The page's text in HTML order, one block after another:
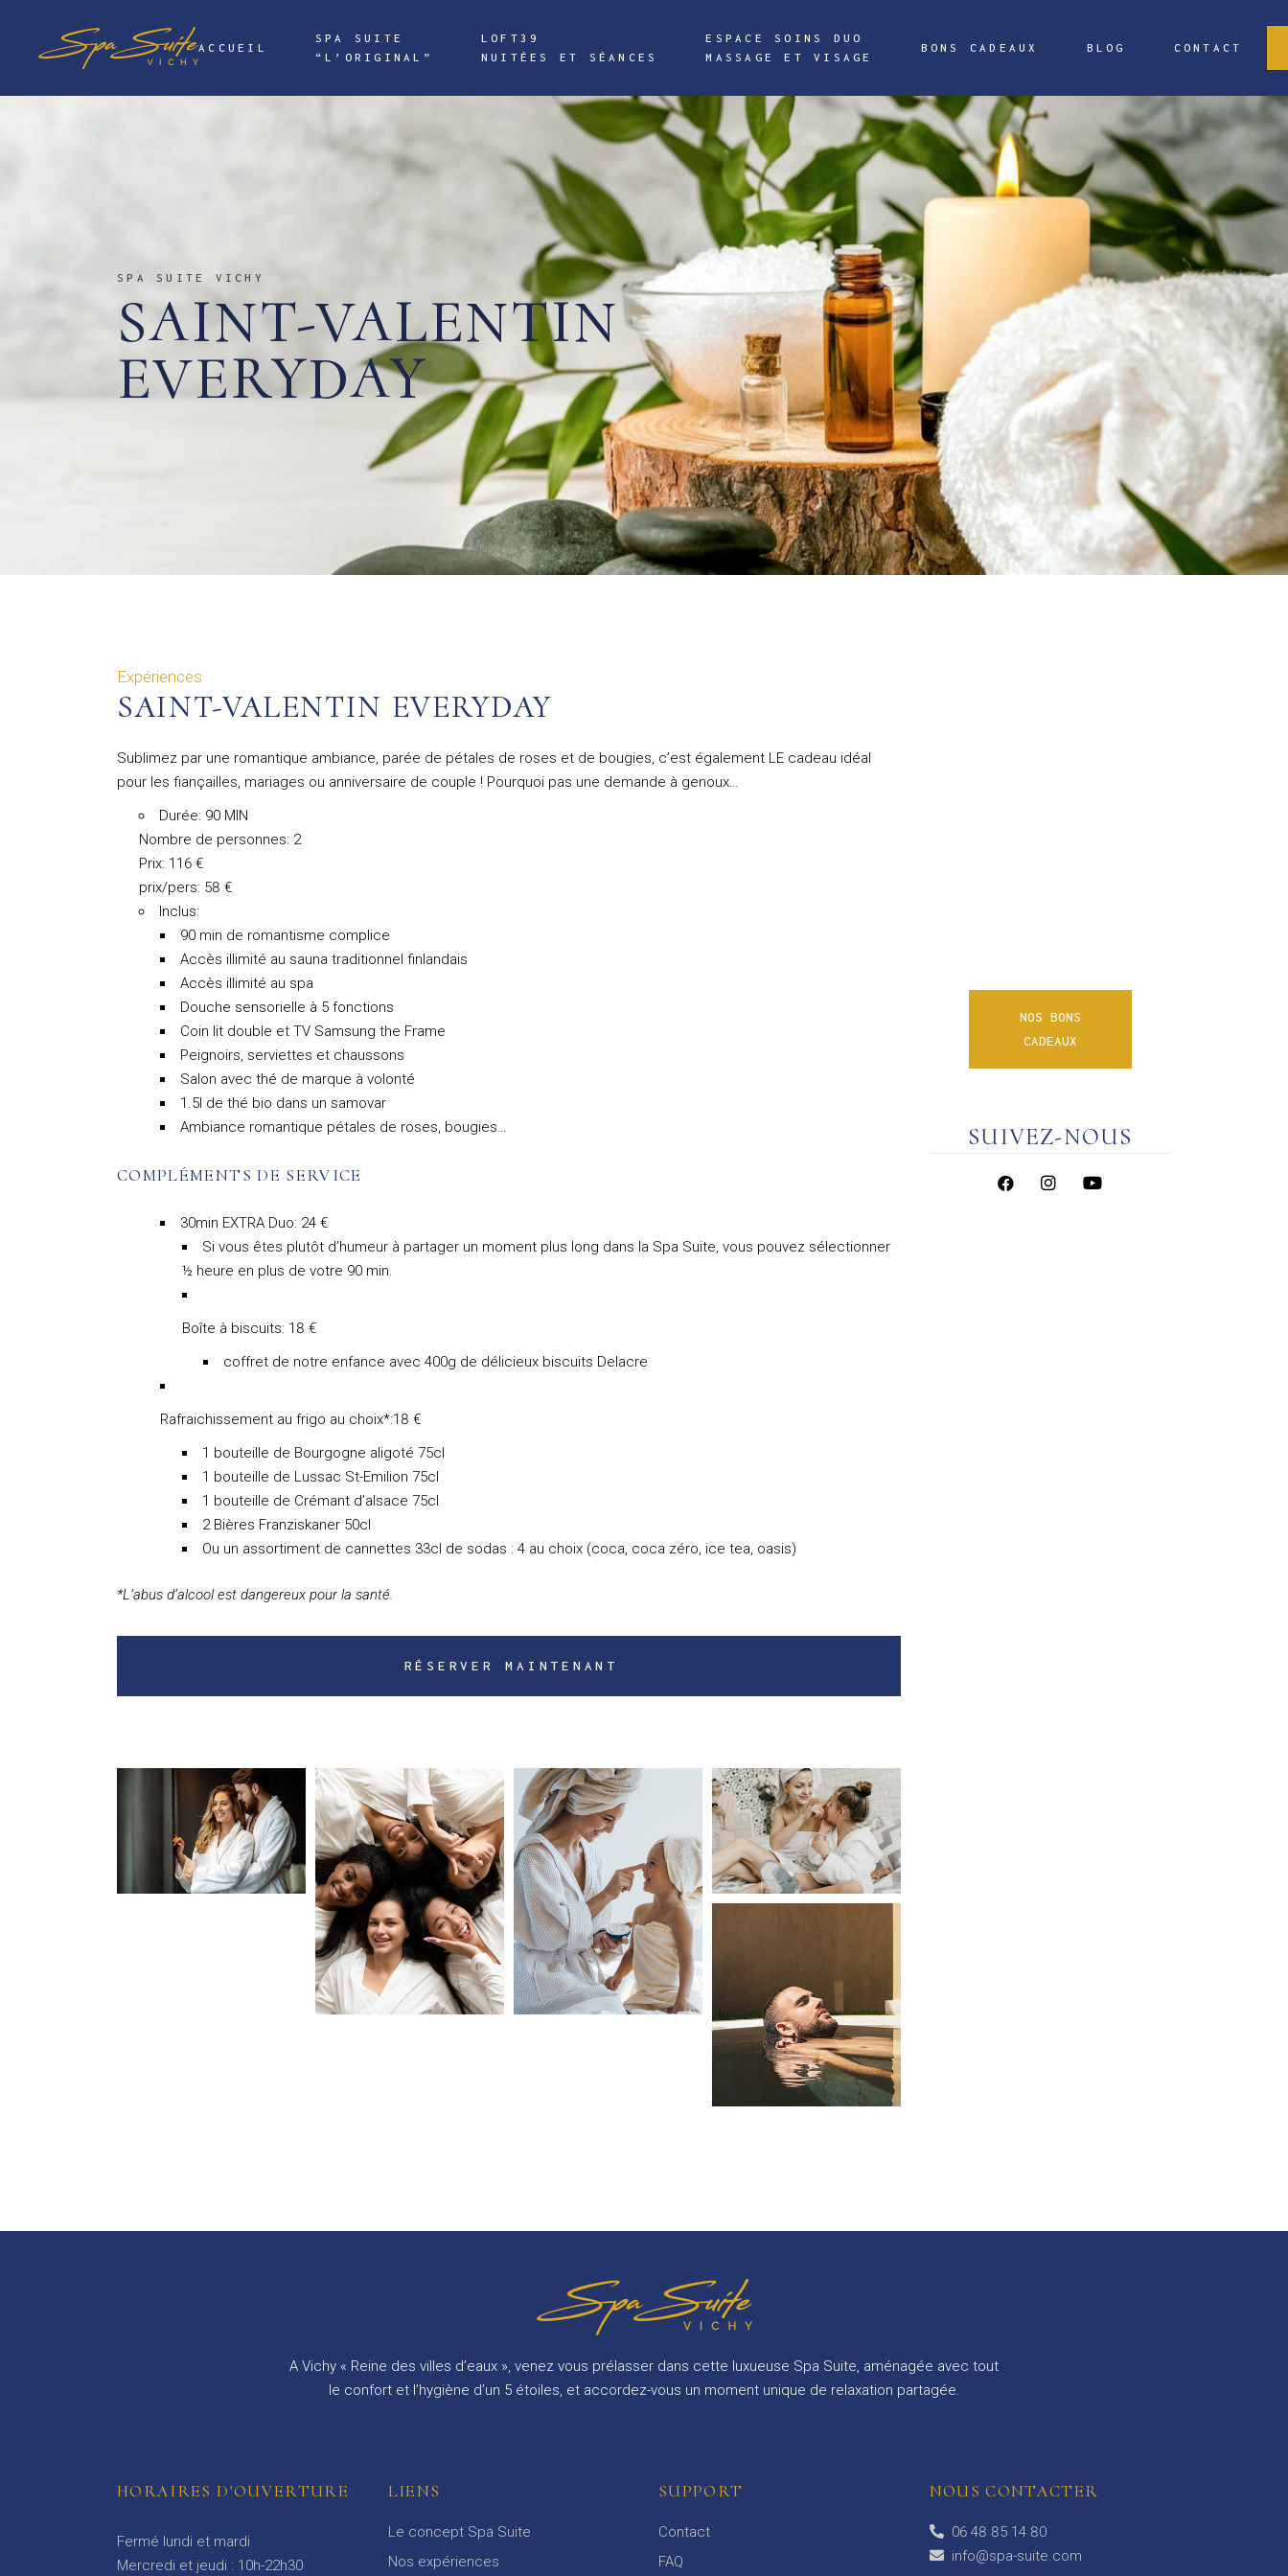
ACCUEIL
SPA SUITE
“L’ORIGINAL”
LOFT39
NUITÉES ET SÉANCES
ESPACE SOINS DUO
MASSAGE ET VISAGE
BONS CADEAUX BLOG CONTACT
SPA SUITE VICHY
SAINT-VALENTIN
EVERYDAY
Expériences
SAINT-VALENTIN EVERYDAY
Sublimez par une romantique ambiance, parée de pétales de roses et de bougies, c’est également LE cadeau idéal
pour les fiançailles, mariages ou anniversaire de couple ! Pourquoi pas une demande à genoux…
Durée: 90 MIN
Nombre de personnes: 2
Prix: 116 €
prix/pers: 58 €
Inclus:
90 min de romantisme complice
Accès illimité au sauna traditionnel finlandais
Accès illimité au spa
Douche sensorielle à 5 fonctions
Coin lit double et TV Samsung the Frame
Peignoirs, serviettes et chaussons
Salon avec thé de marque à volonté
1.5l de thé bio dans un samovar
Ambiance romantique pétales de roses, bougies…
COMPLÉMENTS DE SERVICE
30min EXTRA Duo: 24 €
Si vous êtes plutôt d’humeur à partager un moment plus long dans la Spa Suite, vous pouvez sélectionner
½ heure en plus de votre 90 min.
Boîte à biscuits: 18 €
coffret de notre enfance avec 400g de délicieux biscuits Delacre
Rafraichissement au frigo au choix*:18 €
1 bouteille de Bourgogne aligoté 75cl
1 bouteille de Lussac St-Emilion 75cl
1 bouteille de Crémant d’alsace 75cl
2 Bières Franziskaner 50cl
Ou un assortiment de cannettes 33cl de sodas : 4 au choix (coca, coca zéro, ice tea, oasis)
*L’abus d’alcool est dangereux pour la santé.
RÉSERVER MAINTENANT
NOS BONS
CADEAUX
SUIVEZ-NOUS
A Vichy « Reine des villes d’eaux », venez vous prélasser dans cette luxueuse Spa Suite, aménagée avec tout
le confort et l’hygiène d’un 5 étoiles, et accordez-vous un moment unique de relaxation partagée.
HORAIRES D'OUVERTURE
Fermé lundi et mardi
Mercredi et jeudi : 10h-22h30
LIENS
Le concept Spa Suite
Nos expériences
SUPPORT
Contact
FAQ
NOUS CONTACTER
06 48 85 14 80
info@spa-suite.com